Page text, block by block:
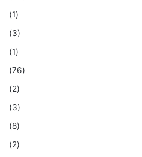
(1)
(3)
(1)
(76)
(2)
(3)
(8)
(2)